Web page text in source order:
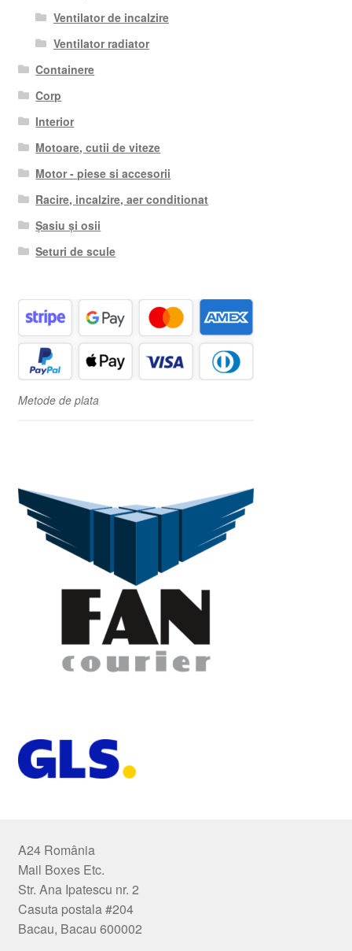
Ventilator de incalzire
Ventilator radiator
Containere
Corp
Interior
Motoare, cutii de viteze
Motor - piese si accesorii
Racire, incalzire, aer conditionat
Șasiu și osii
Seturi de scule
Metode de plata
A24 România
Mail Boxes Etc.
Str. Ana Ipatescu nr. 2
Casuta postala #204
Bacau, Bacau 600002